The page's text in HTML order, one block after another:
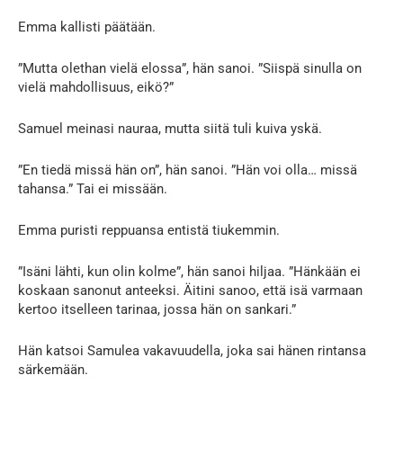
Emma kallisti päätään.
”Mutta olethan vielä elossa”, hän sanoi. ”Siispä sinulla on
vielä mahdollisuus, eikö?”
Samuel meinasi nauraa, mutta siitä tuli kuiva yskä.
”En tiedä missä hän on”, hän sanoi. ”Hän voi olla… missä
tahansa.” Tai ei missään.
Emma puristi reppuansa entistä tiukemmin.
”Isäni lähti, kun olin kolme”, hän sanoi hiljaa. ”Hänkään ei
koskaan sanonut anteeksi. Äitini sanoo, että isä varmaan
kertoo itselleen tarinaa, jossa hän on sankari.”
Hän katsoi Samulea vakavuudella, joka sai hänen rintansa
särkemään.